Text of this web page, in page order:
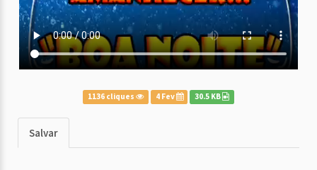
1136 cliques 4 Fev 30.5 KB
Salvar